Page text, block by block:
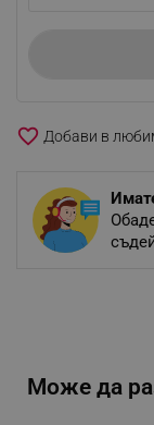
favorite_border
Може да